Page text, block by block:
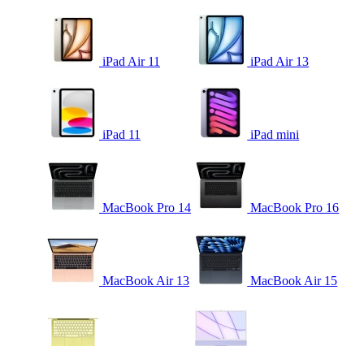
iPad Air 11 iPad Air 13
iPad 11 iPad mini
MacBook Pro 14 MacBook Pro 16
MacBook Air 13 MacBook Air 15